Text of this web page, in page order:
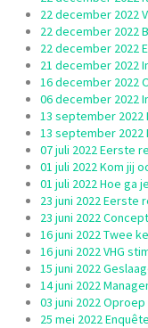
22 december 2022
22 december 2022
22 december 2022
21 december 2022
16 december 2022
06 december 2022
13 september 2022
13 september
07 juli 2022 Eerste
01 juli 2022 Kom jij
01 juli 2022 Hoe ga
23 juni 2022
23 juni 2022
16 juni 2022 Twee
16 juni 2022 VHG
15 juni 2022
14 juni 2022
03 juni 2022
25 mei 2022